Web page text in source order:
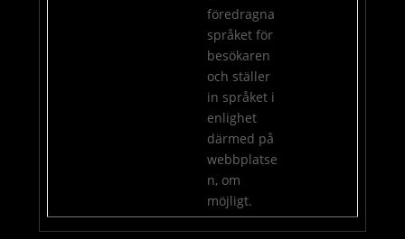
föredragna
språket för
besökaren
och ställer
in språket i
enlighet
därmed på
webbplatse
n, om
möjligt.